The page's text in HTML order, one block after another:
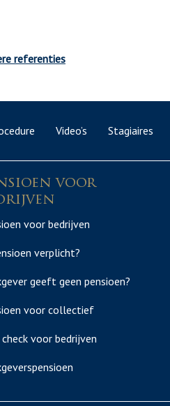
referenties
Video’s Stagiaires
voor
voor bedrijven
verplicht?
geeft geen pensioen?
voor collectief
voor bedrijven